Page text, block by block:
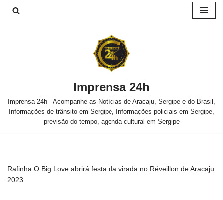
Imprensa 24h
Imprensa 24h - Acompanhe as Notícias de Aracaju, Sergipe e do Brasil,
Informações de trânsito em Sergipe, Informações policiais em Sergipe,
previsão do tempo, agenda cultural em Sergipe
Rafinha O Big Love abrirá festa da virada no Réveillon de Aracaju
2023